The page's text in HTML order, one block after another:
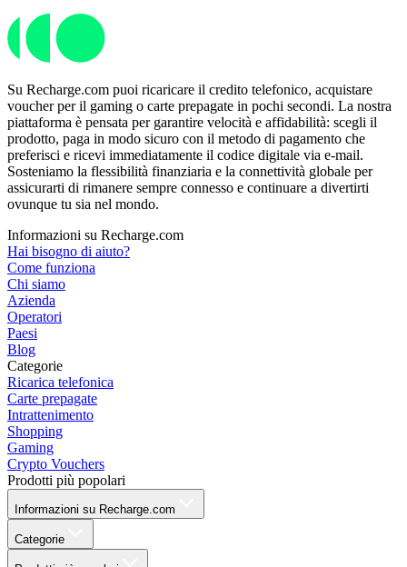
Su Recharge.com puoi ricaricare il credito telefonico, acquistare
voucher per il gaming o carte prepagate in pochi secondi. La nostra
piattaforma è pensata per garantire velocità e affidabilità: scegli il
prodotto, paga in modo sicuro con il metodo di pagamento che
preferisci e ricevi immediatamente il codice digitale via e-mail.
Sosteniamo la flessibilità finanziaria e la connettività globale per
assicurarti di rimanere sempre connesso e continuare a divertirti
ovunque tu sia nel mondo.
Informazioni su Recharge.com
Hai bisogno di aiuto?
Come funziona
Chi siamo
Azienda
Operatori
Paesi
Blog
Categorie
Ricarica telefonica
Carte prepagate
Intrattenimento
Shopping
Gaming
Crypto Vouchers
Prodotti più popolari
Informazioni su Recharge.com
Categorie